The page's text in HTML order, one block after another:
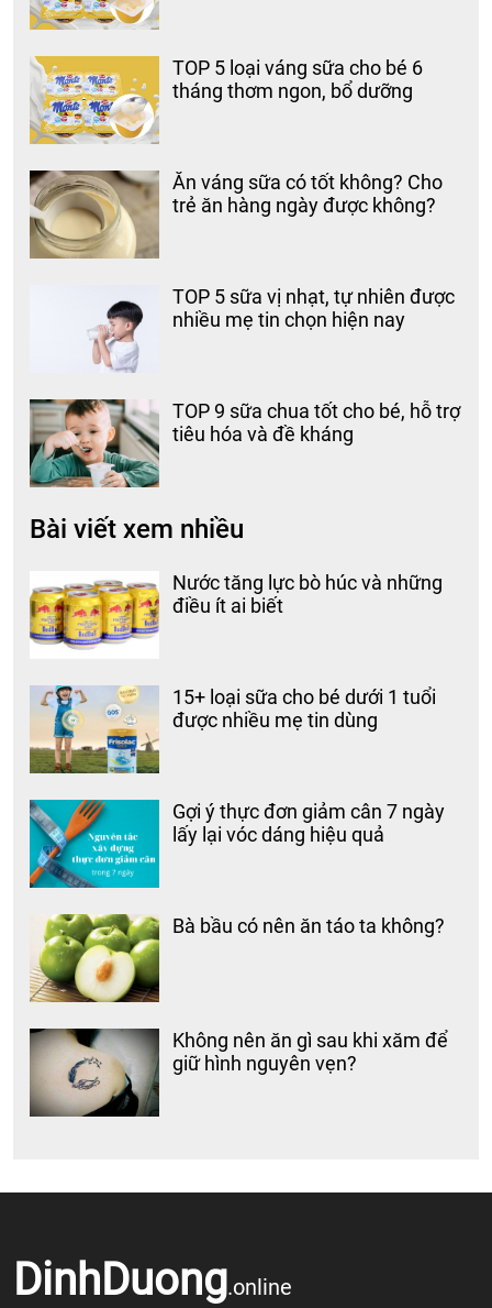
TOP 5 loại váng sữa cho bé 6
tháng thơm ngon, bổ dưỡng
Ăn váng sữa có tốt không? Cho
trẻ ăn hàng ngày được không?
TOP 5 sữa vị nhạt, tự nhiên được
nhiều mẹ tin chọn hiện nay
TOP 9 sữa chua tốt cho bé, hỗ trợ
tiêu hóa và đề kháng
Bài viết xem nhiều
Nước tăng lực bò húc và những
điều ít ai biết
15+ loại sữa cho bé dưới 1 tuổi
được nhiều mẹ tin dùng
Gợi ý thực đơn giảm cân 7 ngày
lấy lại vóc dáng hiệu quả
Bà bầu có nên ăn táo ta không?
Không nên ăn gì sau khi xăm để
giữ hình nguyên vẹn?
DinhDuong.online